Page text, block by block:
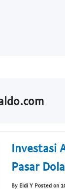
Investasi
Pasar
By Eldi Y Posted on